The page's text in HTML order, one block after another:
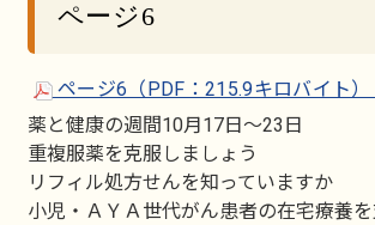
ページ6
ページ6（PDF：215.9キロバイト）
薬と健康の週間10月17日～23日
重複服薬を克服しましょう
リフィル処方せんを知っていますか
小児・ＡＹＡ世代がん患者の在宅療養